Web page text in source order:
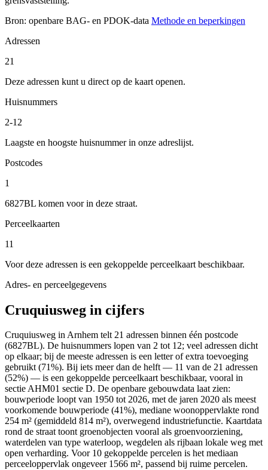
Bron: openbare BAG- en PDOK-data Methode en beperkingen
Adressen
21
Deze adressen kunt u direct op de kaart openen.
Huisnummers
2-12
Laagste en hoogste huisnummer in onze adreslijst.
Postcodes
1
6827BL komen voor in deze straat.
Perceelkaarten
11
Voor deze adressen is een gekoppelde perceelkaart beschikbaar.
Adres- en perceelgegevens
Cruquiusweg in cijfers
Cruquiusweg in Arnhem telt 21 adressen binnen één postcode
(6827BL). De huisnummers lopen van 2 tot 12; veel adressen dicht
op elkaar; bij de meeste adressen is een letter of extra toevoeging
gebruikt (71%). Bij iets meer dan de helft — 11 van de 21 adressen
(52%) — is een gekoppelde perceelkaart beschikbaar, vooral in
sectie AHM01 sectie D. De openbare gebouwdata laat zien:
bouwperiode loopt van 1950 tot 2026, met de jaren 2020 als meest
voorkomende bouwperiode (41%), mediane woonoppervlakte rond
254 m² (gemiddeld 814 m²), overwegend industriefunctie. Kaartdata
rond de straat toont groenobjecten vooral als groenvoorziening,
waterdelen van type waterloop, wegdelen als rijbaan lokale weg met
open verharding. Voor 10 gekoppelde percelen is het mediaan
perceeloppervlak ongeveer 1566 m², passend bij ruime percelen.